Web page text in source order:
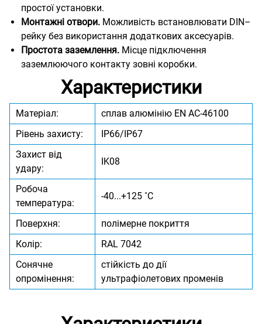
простої установки.
Монтажні отвори. Можливість встановлювати DIN–
рейку без використання додаткових аксесуарів.
Простота заземлення. Місце підключення
заземлюючого контакту зовні коробки.
Характеристики
Матеріал:
сплав алюмінію EN AC-46100
Рівень захисту:
IP66/IP67
Захист від
удару:
IK08
Робоча
температура:
-40...+125 ˚C
Поверхня:
полімерне покриття
Колір:
RAL 7042
Сонячне
опромінення:
стійкість до дії
ультрафіолетових променів